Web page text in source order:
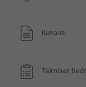
Kaikki hinnat ovat
eivät sisälläKuvaus
Tekniset